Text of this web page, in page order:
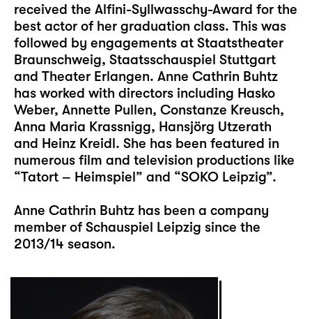
received the Alfini-Syllwasschy-Award for the
best actor of her graduation class. This was
followed by engagements at Staatstheater
Braunschweig, Staatsschauspiel Stuttgart
and Theater Erlangen. Anne Cathrin Buhtz
has worked with directors including Hasko
Weber, Annette Pullen, Constanze Kreusch,
Anna Maria Krassnigg, Hansjörg Utzerath
and Heinz Kreidl. She has been featured in
numerous film and television productions like
“Tatort – Heimspiel” and “SOKO Leipzig”.
Anne Cathrin Buhtz has been a company
member of Schauspiel Leipzig since the
2013/14 season.